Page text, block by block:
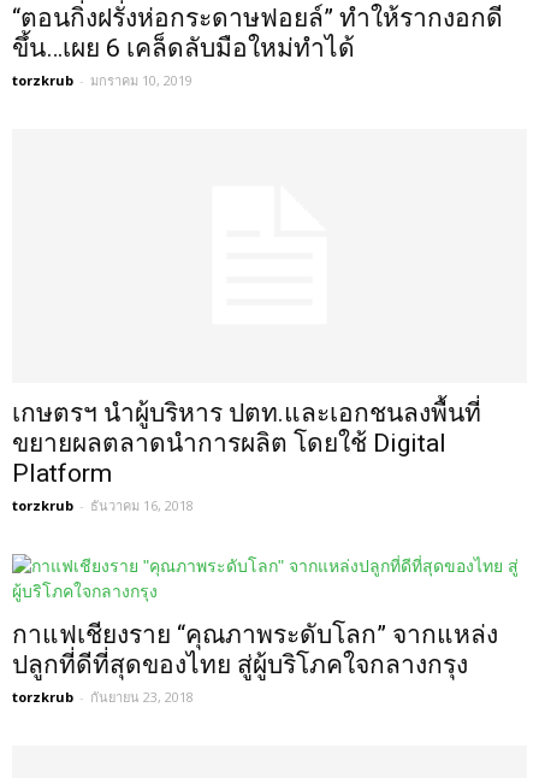
“ตอนกิ่งฝรั่งห่อกระดาษฟอยล์” ทำให้รากงอกดี
ขึ้น…เผย 6 เคล็ดลับมือใหม่ทำได้
torzkrub - มกราคม 10, 2019
เกษตรฯ นำผู้บริหาร ปตท.และเอกชนลงพื้นที่
ขยายผลตลาดนำการผลิต โดยใช้ Digital
Platform
torzkrub - ธันวาคม 16, 2018
กาแฟเชียงราย “คุณภาพระดับโลก” จากแหล่ง
ปลูกที่ดีที่สุดของไทย สู่ผู้บริโภคใจกลางกรุง
torzkrub - กันยายน 23, 2018